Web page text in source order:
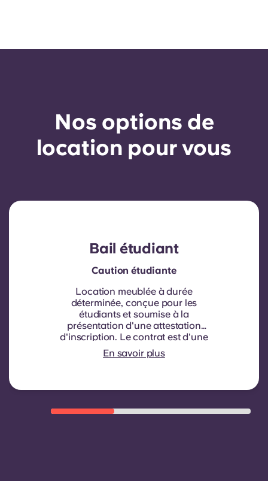
Nos options de
location pour vous
Bail étudiant
Caution étudiante
Location meublée à durée
déterminée, conçue pour les
étudiants et soumise à la
présentation d'une attestation
d'inscription. Le contrat est d'une
durée de neuf mois. Le
renouvellement n'est pas
sous réserve de critères d'éligibilité
satisfaisant, un comportement
En savoir plus